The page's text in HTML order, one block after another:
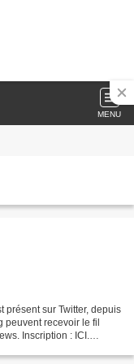
MENU
présent sur Twitter, depuis
peuvent recevoir le fil
Inscription : ICI.